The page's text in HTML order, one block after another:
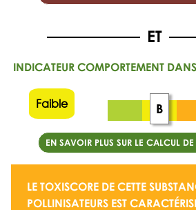
INDICATEUR COMPORTEMENT
Faible B
EN SAVOIR PLUS SUR LE CALCUL
LE TOXISCORE DE CETTE
POLLINISATEURS EST